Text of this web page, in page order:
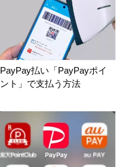
PayPay払い「PayPayポイ
ント」で支払う方法